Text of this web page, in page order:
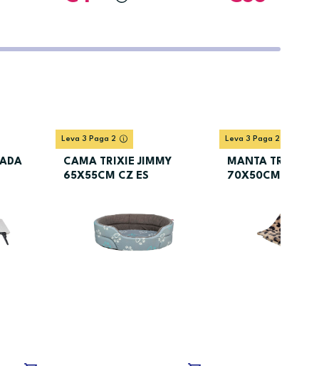
Leva 3 Paga 2
CAMA TRIXIE JIMMY
65X55CM CZ ES
Leva 3 Paga 2
MANTA TRIXIE
70X50CM CS